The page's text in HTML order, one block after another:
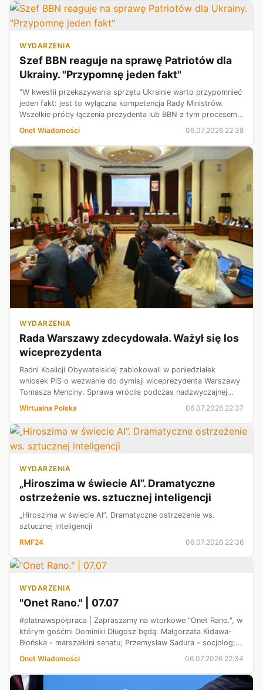
WYDARZENIA
Szef BBN reaguje na sprawę Patriotów dla
Ukrainy. "Przypomnę jeden fakt"
"W kwestii przekazywania sprzętu Ukrainie warto przypomnieć
jeden fakt: jest to wyłączna kompetencja Rady Ministrów.
Wszelkie próby łączenia prezydenta lub BBN z tym procesem
oraz sugerowanie prowadzonych konsultacji są nieuprawnione"
— napisał szef ...
Onet Wiadomości 06.07.2026 22:38
WYDARZENIA
Rada Warszawy zdecydowała. Ważył się los
wiceprezydenta
Radni Koalicji Obywatelskiej zablokowali w poniedziałek
wniosek PiS o wezwanie do dymisji wiceprezydenta Warszawy
Tomasza Menciny. Sprawa wróciła podczas nadzwyczajnej
sesji Rady Warszawy po doniesieniach dotyczących Szpitala
Wirtualna Polska 06.07.2026 22:37
WYDARZENIA
„Hiroszima w świecie AI”. Dramatyczne
ostrzeżenie ws. sztucznej inteligencji
„Hiroszima w świecie AI”. Dramatyczne ostrzeżenie ws.
sztucznej inteligencji
RMF24
06.07.2026 22:36
WYDARZENIA
"Onet Rano." | 07.07
#płatnawspółpraca | Zapraszamy na wtorkowe "Onet Rano.", w
którym gośćmi Dominiki Długosz będą: Małgorzata Kidawa-
Błońska - marszałkini senatu; Przemysław Sadura - socjolog;
Krzysztof Janoszka - kryminolog, autor książki "Bezkarni";
Onet Wiadomości 06.07.2026 22:34